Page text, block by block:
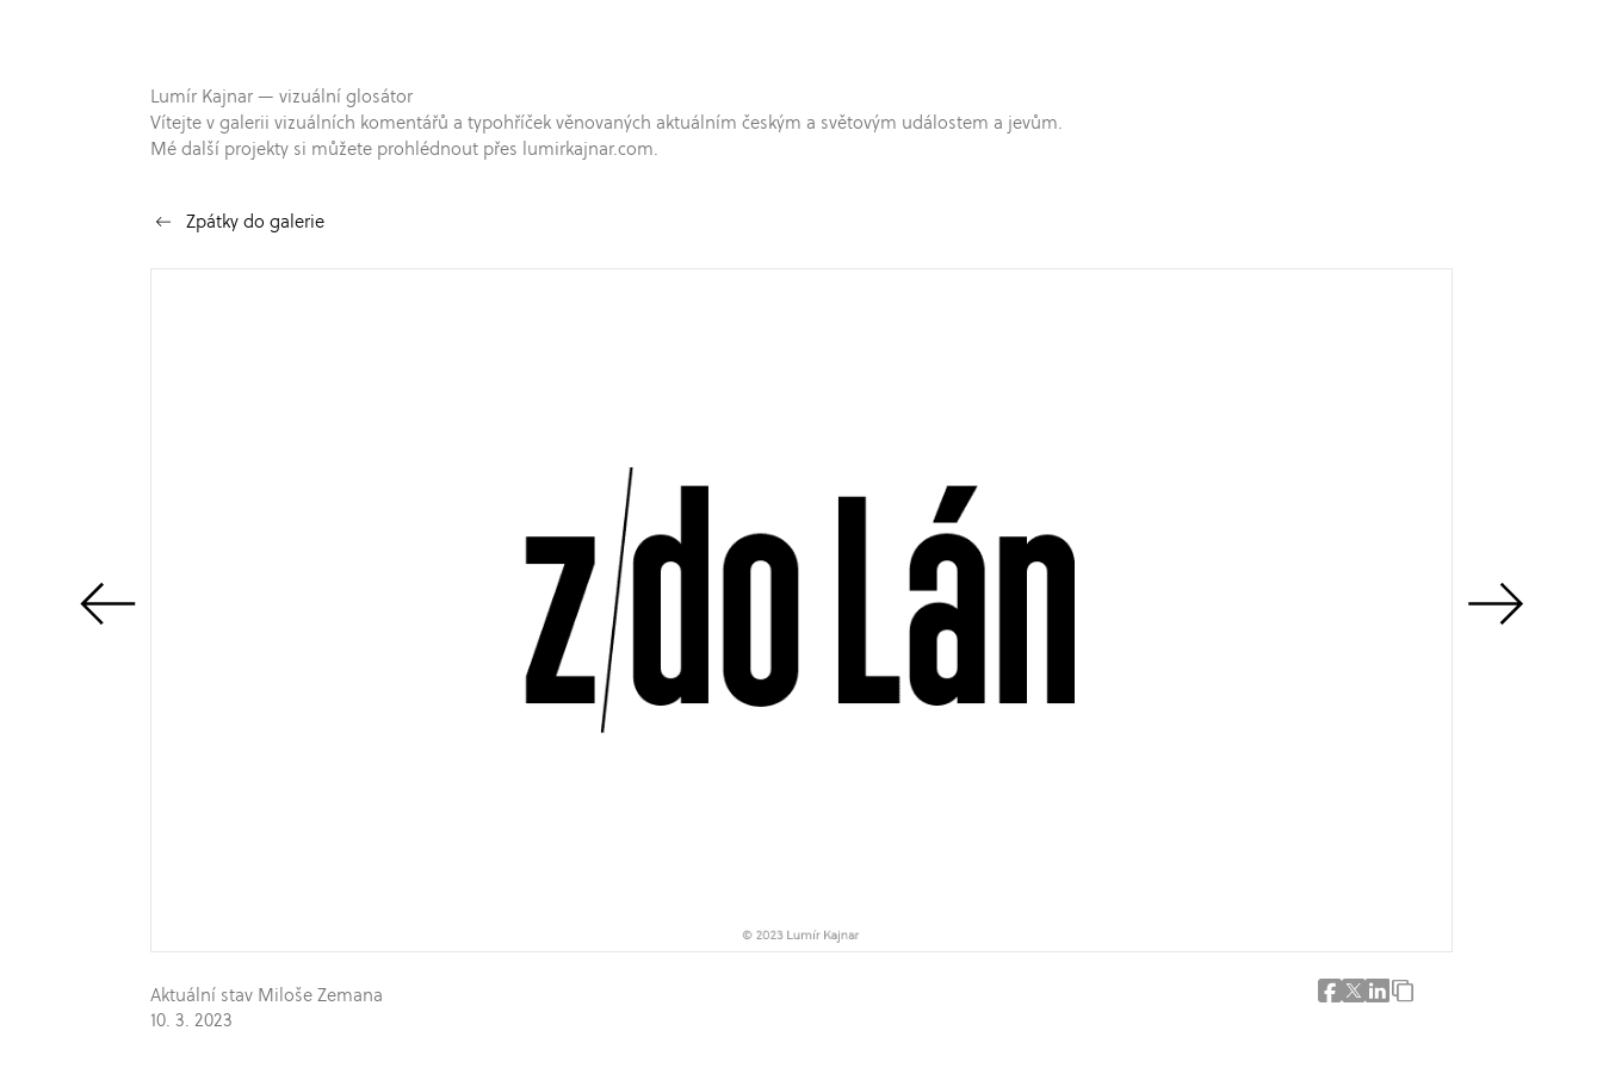
Lumír Kajnar — vizuální glosátor
Vítejte v galerii vizuálních komentářů a typohříček věnovaných aktuálním českým a světovým událostem a jevům.
Mé další projekty si můžete prohlédnout přes lumirkajnar.com.
Zpátky do galerie
Aktuální stav Miloše Zemana
10. 3. 2023